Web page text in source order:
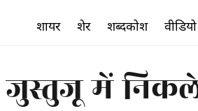
जुस्तुजू में
शायर शेर शब्दकोश वीडियो